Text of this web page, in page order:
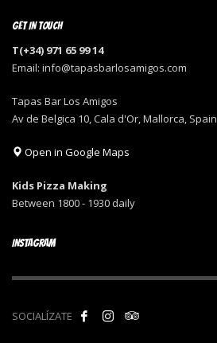
GET IN TOUCH
T(+34) 971 65 99 14
Email: info@tapasbarlosamigos.com
Tapas Bar Los Amigos
Av de Belgica 10, Cala d'Or, Mallorca, Spain
Open in Google Maps
Kids Pizza Making
Between 1800 - 1930 daily
INSTAGRAM
SOCIALÍZATE